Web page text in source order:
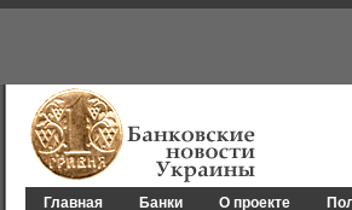
Главная Банки О проекте